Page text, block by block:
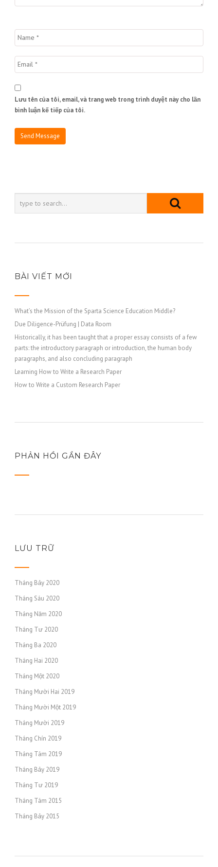
Lưu tên của tôi, email, và trang web trong trình duyệt này cho lần
bình luận kế tiếp của tôi.
BÀI VIẾT MỚI
What’s the Mission of the Sparta Science Education Middle?
Due Diligence-Prüfung | Data Room
Historically, it has been taught that a proper essay consists of a few
parts: the introductory paragraph or introduction, the human body
paragraphs, and also concluding paragraph
Learning How to Write a Research Paper
How to Write a Custom Research Paper
PHẢN HỒI GẦN ĐÂY
LƯU TRỮ
Tháng Bảy 2020
Tháng Sáu 2020
Tháng Năm 2020
Tháng Tư 2020
Tháng Ba 2020
Tháng Hai 2020
Tháng Một 2020
Tháng Mười Hai 2019
Tháng Mười Một 2019
Tháng Mười 2019
Tháng Chín 2019
Tháng Tám 2019
Tháng Bảy 2019
Tháng Tư 2019
Tháng Tám 2015
Tháng Bảy 2015